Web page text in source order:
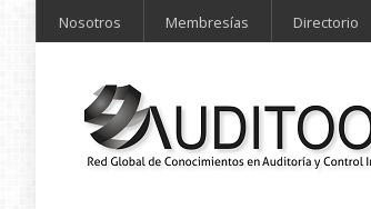
Nosotros Membresías Directorio